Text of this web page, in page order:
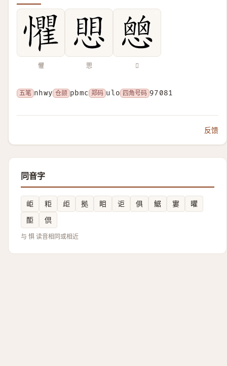
懼 愳 𢡔
五笔 nhwy 仓颉 pbmc 郑码 ulo 四角号码 97081
反馈
同音字
岠 粔 歫 拠 䀠 讵 俱 䱟 寠
㬬
䣰
倶
与 惧 读音相同或相近